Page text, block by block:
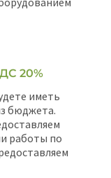
20%
иметь
бюджета.
работы по